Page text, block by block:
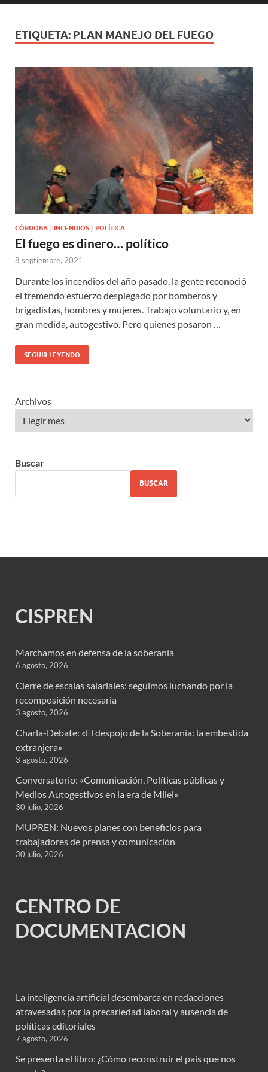
ETIQUETA: PLAN MANEJO DEL FUEGO
CÓRDOBA / INCENDIOS / POLÍTICA
El fuego es dinero… político
8 septiembre, 2021
Durante los incendios del año pasado, la gente reconoció
el tremendo esfuerzo desplegado por bomberos y
brigadistas, hombres y mujeres. Trabajo voluntario y, en
gran medida, autogestivo. Pero quienes posaron …
SEGUIR LEYENDO
Archivos
Buscar
BUSCAR
CISPREN
Marchamos en defensa de la soberanía
6 agosto, 2026
Cierre de escalas salariales: seguimos luchando por la
recomposición necesaria
3 agosto, 2026
Charla-Debate: «El despojo de la Soberanía: la embestida
extranjera»
3 agosto, 2026
Conversatorio: «Comunicación, Políticas públicas y
Medios Autogestivos en la era de Milei»
30 julio, 2026
MUPREN: Nuevos planes con beneficios para
trabajadores de prensa y comunicación
30 julio, 2026
CENTRO DE
DOCUMENTACION
La inteligencia artificial desembarca en redacciones
atravesadas por la precariedad laboral y ausencia de
políticas editoriales
7 agosto, 2026
Se presenta el libro: ¿Cómo reconstruir el país que nos